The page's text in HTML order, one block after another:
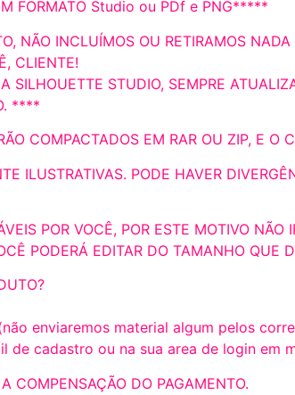
FORMATO Studio ou PDf e PNG*****
NÃO INCLUÍMOS OU RETIRAMOS NADA
CLIENTE!
SILHOUETTE STUDIO, SEMPRE
****
COMPACTADOS EM RAR OU ZIP, E
ILUSTRATIVAS. PODE HAVER
POR VOCÊ, POR ESTE MOTIVO
PODERÁ EDITAR DO TAMANHO QUE
enviaremos material algum pelos
de cadastro ou na sua area de login em
COMPENSAÇÃO DO PAGAMENTO.